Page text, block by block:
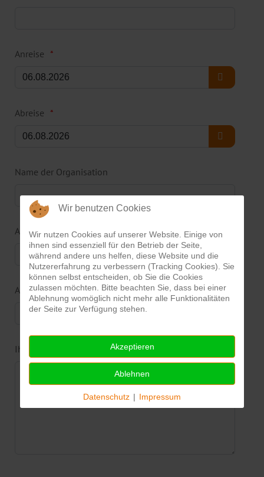
Anreise
Abreise
Name der Organisation
Art der Veranstaltung
Art der Verpflegung
Ihre Nachricht an uns
Wir benutzen Cookies
Wir nutzen Cookies auf unserer Website. Einige von
ihnen sind essenziell für den Betrieb der Seite,
während andere uns helfen, diese Website und die
Nutzererfahrung zu verbessern (Tracking Cookies). Sie
können selbst entscheiden, ob Sie die Cookies
zulassen möchten. Bitte beachten Sie, dass bei einer
Ablehnung womöglich nicht mehr alle Funktionalitäten
der Seite zur Verfügung stehen.
Akzeptieren
Ablehnen
Datenschutz | Impressum